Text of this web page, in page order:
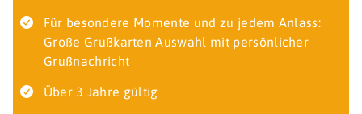
Für besondere Momente und zu jedem Anlass:
Große Grußkarten Auswahl mit persönlicher
Grußnachricht
Über 3 Jahre gültig